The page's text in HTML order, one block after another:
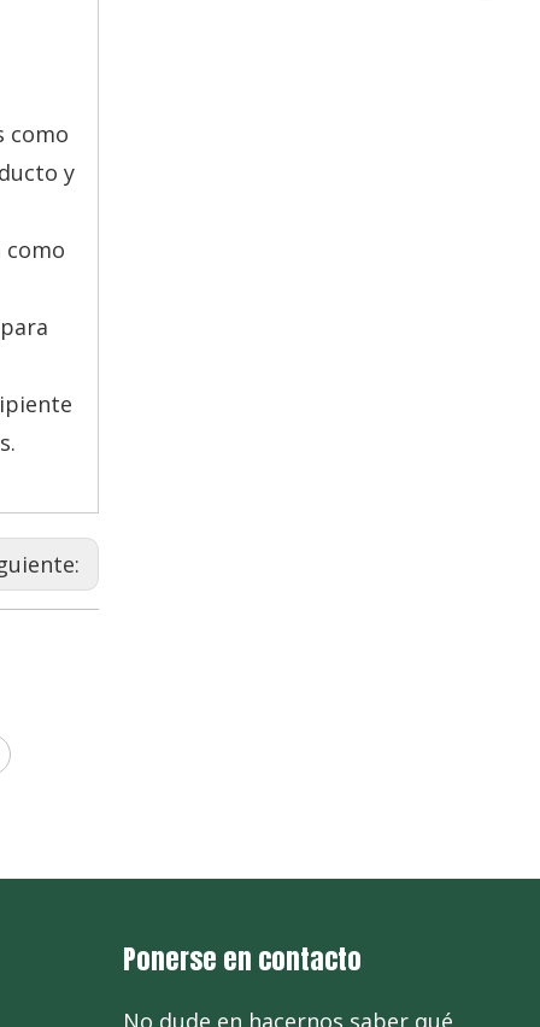
como
y
como
Ponerse en contacto
No dude en hacernos saber qué